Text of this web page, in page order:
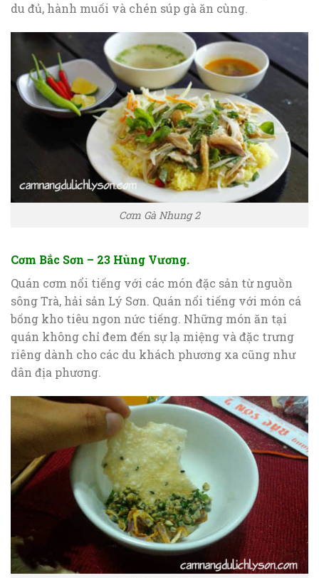
du đủ, hành muối và chén súp gà ăn cùng.
Cơm Gà Nhung 2
Cơm Bắc Sơn – 23 Hùng Vương.
Quán cơm nổi tiếng với các món đặc sản từ nguồn
sông Trà, hải sản Lý Sơn. Quán nổi tiếng với món cá
bống kho tiêu ngon nức tiếng. Những món ăn tại
quán không chỉ đem đến sự lạ miệng và đặc trưng
riêng dành cho các du khách phương xa cũng như
dân địa phương.